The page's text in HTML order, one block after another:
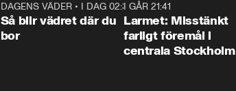
1:06
DAGENS VÄDER• I DAG 02:30
Så blir vädret där du
bor
I GÅR 21:41
Larmet: Misstänkt
farligt föremål i
centrala Stockholm